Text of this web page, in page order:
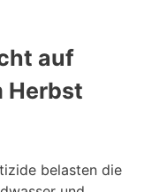
auf
Herbst
belasten die